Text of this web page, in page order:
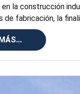
la construcción
de fabricación, la